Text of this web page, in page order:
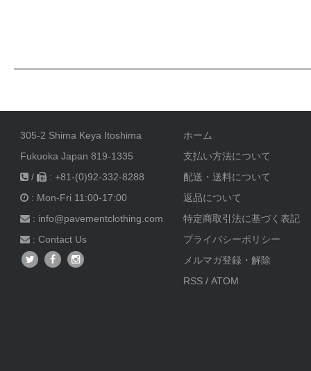
305-2 Shima Keya Itoshima
Fukuoka Japan 819-1335
/
: +81-(0)92-332-8288
: Mon-Fri 11:00-17:00
: info@pavementclothing.com
: Contact Us
ホーム
支払い方法について
配送・送料について
返品について
特定商取引法に基づく表記
プライバシーポリシー
メルマガ登録・解除
RSS /ATOM